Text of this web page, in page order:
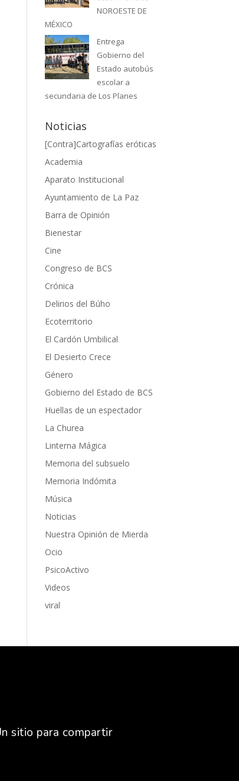
NOROESTE DE
MÉXICO
Entrega
Gobierno del
Estado autobús
escolar a
secundaria de Los Planes
Noticias
[Contra]Cartografías eróticas
Academia
Aparato Institucional
Ayuntamiento de La Paz
Barra de Opinión
Bienestar
Cine
Congreso de BCS
Crónica
Delirios del Búho
Ecoterritorio
El Cardón Umbilical
El Desierto Crece
Género
Gobierno del Estado de BCS
Huellas de un espectador
La Churea
Linterna Mágica
Memoria del subsuelo
Memoria Indómita
Música
Noticias
Nuestra Opinión de Mierda
Ocio
PsicoActivo
Videos
viral
sitio para compartir